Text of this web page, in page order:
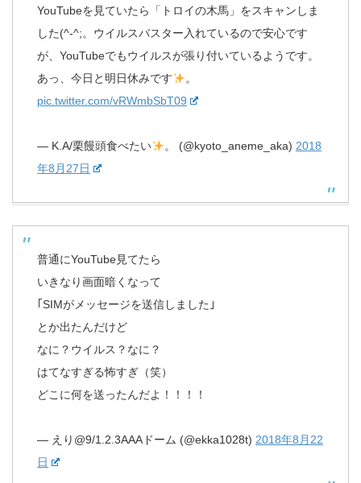
YouTubeを見ていたら「トロイの木馬」をスキャンしま
した(^-^;。ウイルスバスター入れているので安心です
が、YouTubeでもウイルスが張り付いているようです。
あっ、今日と明日休みです
。
pic.twitter.com/vRWmbSbT09
— K.A/栗饅頭食べたい 。 (@kyoto_aneme_aka) 2018
年8月27日
普通にYouTube見てたら
いきなり画面暗くなって
｢SIMがメッセージを送信しました｣
とか出たんだけど
なに？ウイルス？なに？
はてなすぎる怖すぎ（笑）
どこに何を送ったんだよ！！！！
— えり@9/1.2.3AAAドーム (@ekka1028t) 2018年8月22
日